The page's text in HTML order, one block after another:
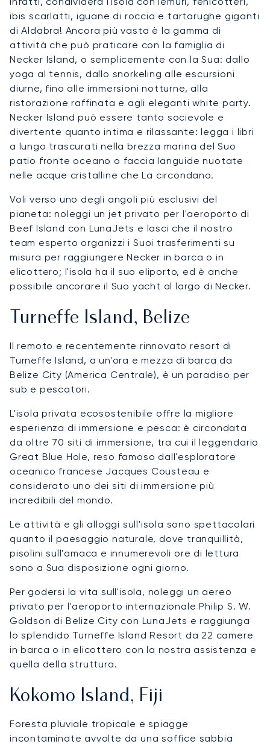
ibis scarlatti, iguane di roccia e tartarughe giganti
di Aldabra! Ancora più vasta è la gamma di
attività che può praticare con la famiglia di
Necker Island, o semplicemente con la Sua: dallo
yoga al tennis, dallo snorkeling alle escursioni
diurne, fino alle immersioni notturne, alla
ristorazione raffinata e agli eleganti white party.
Necker Island può essere tanto socievole e
divertente quanto intima e rilassante: legga i libri
a lungo trascurati nella brezza marina del Suo
patio fronte oceano o faccia languide nuotate
nelle acque cristalline che La circondano.
Voli verso uno degli angoli più esclusivi del
pianeta: noleggi un jet privato per l'aeroporto di
Beef Island con LunaJets e lasci che il nostro
team esperto organizzi i Suoi trasferimenti su
misura per raggiungere Necker in barca o in
elicottero; l'isola ha il suo eliporto, ed è anche
possibile ancorare il Suo yacht al largo di Necker.
Turneffe Island, Belize
Il remoto e recentemente rinnovato resort di
Turneffe Island, a un'ora e mezza di barca da
Belize City (America Centrale), è un paradiso per
sub e pescatori.
L'isola privata ecosostenibile offre la migliore
esperienza di immersione e pesca: è circondata
da oltre 70 siti di immersione, tra cui il leggendario
Great Blue Hole, reso famoso dall'esploratore
oceanico francese Jacques Cousteau e
considerato uno dei siti di immersione più
incredibili del mondo.
Le attività e gli alloggi sull'isola sono spettacolari
quanto il paesaggio naturale, dove tranquillità,
pisolini sull'amaca e innumerevoli ore di lettura
sono a Sua disposizione ogni giorno.
Per godersi la vita sull'isola, noleggi un aereo
privato per l'aeroporto internazionale Philip S. W.
Goldson di Belize City con LunaJets e raggiunga
lo splendido Turneffe Island Resort da 22 camere
in barca o in elicottero con la nostra assistenza e
quella della struttura.
Kokomo Island, Fiji
Foresta pluviale tropicale e spiagge
incontaminate avvolte da una soffice sabbia